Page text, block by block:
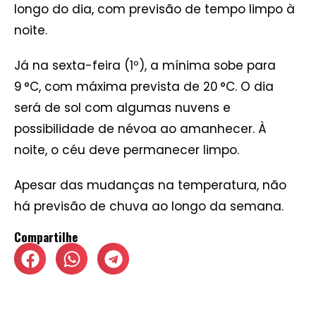
longo do dia, com previsão de tempo limpo à
noite.
Já na sexta-feira (1º), a mínima sobe para
9 °C, com máxima prevista de 20 °C. O dia
será de sol com algumas nuvens e
possibilidade de névoa ao amanhecer. À
noite, o céu deve permanecer limpo.
Apesar das mudanças na temperatura, não
há previsão de chuva ao longo da semana.
Compartilhe